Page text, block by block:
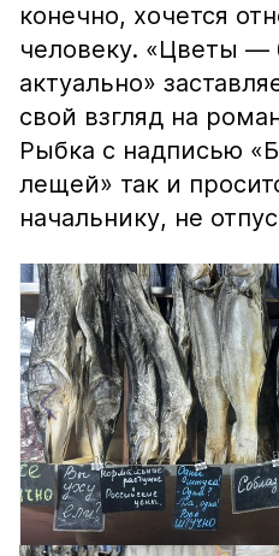
конечно, хочется
человеку. «Цветы —
актуально»
свой взгляд на
Рыбка с надписью
лещей» так и
начальнику, не